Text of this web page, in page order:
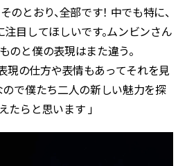
そのとおり、全部です！ 中でも特に、
目してほしいです。ムンビンさん
のと僕の表現はまた違う。
現の仕方や表情もあってそれを見
ので僕たち二人の新しい魅力を探
たらと思います 」